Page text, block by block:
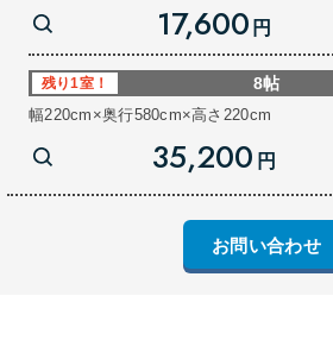
17,600 円
8帖
幅220cm×奥行580cm×高さ220cm
35,200 円
残り1室！
お問い合わせ